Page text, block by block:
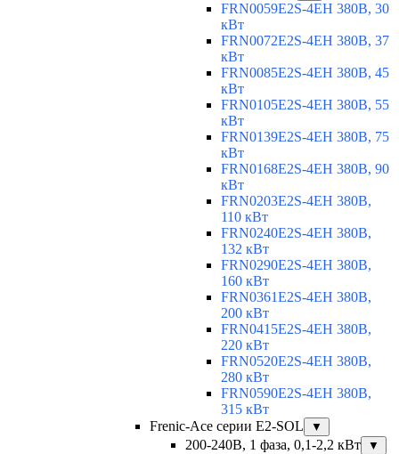
FRN0059E2S-4EH 380В, 30
кВт
FRN0072E2S-4EH 380В, 37
кВт
FRN0085E2S-4EH 380В, 45
кВт
FRN0105E2S-4EH 380В, 55
кВт
FRN0139E2S-4EH 380В, 75
кВт
FRN0168E2S-4EH 380В, 90
кВт
FRN0203E2S-4EH 380В,
110 кВт
FRN0240E2S-4EH 380В,
132 кВт
FRN0290E2S-4EH 380В,
160 кВт
FRN0361E2S-4EH 380В,
200 кВт
FRN0415E2S-4EH 380В,
220 кВт
FRN0520E2S-4EH 380В,
280 кВт
FRN0590E2S-4EH 380В,
315 кВт
Frenic-Ace серии E2-SOL
▼
200-240В, 1 фаза, 0,1-2,2 кВт ▼